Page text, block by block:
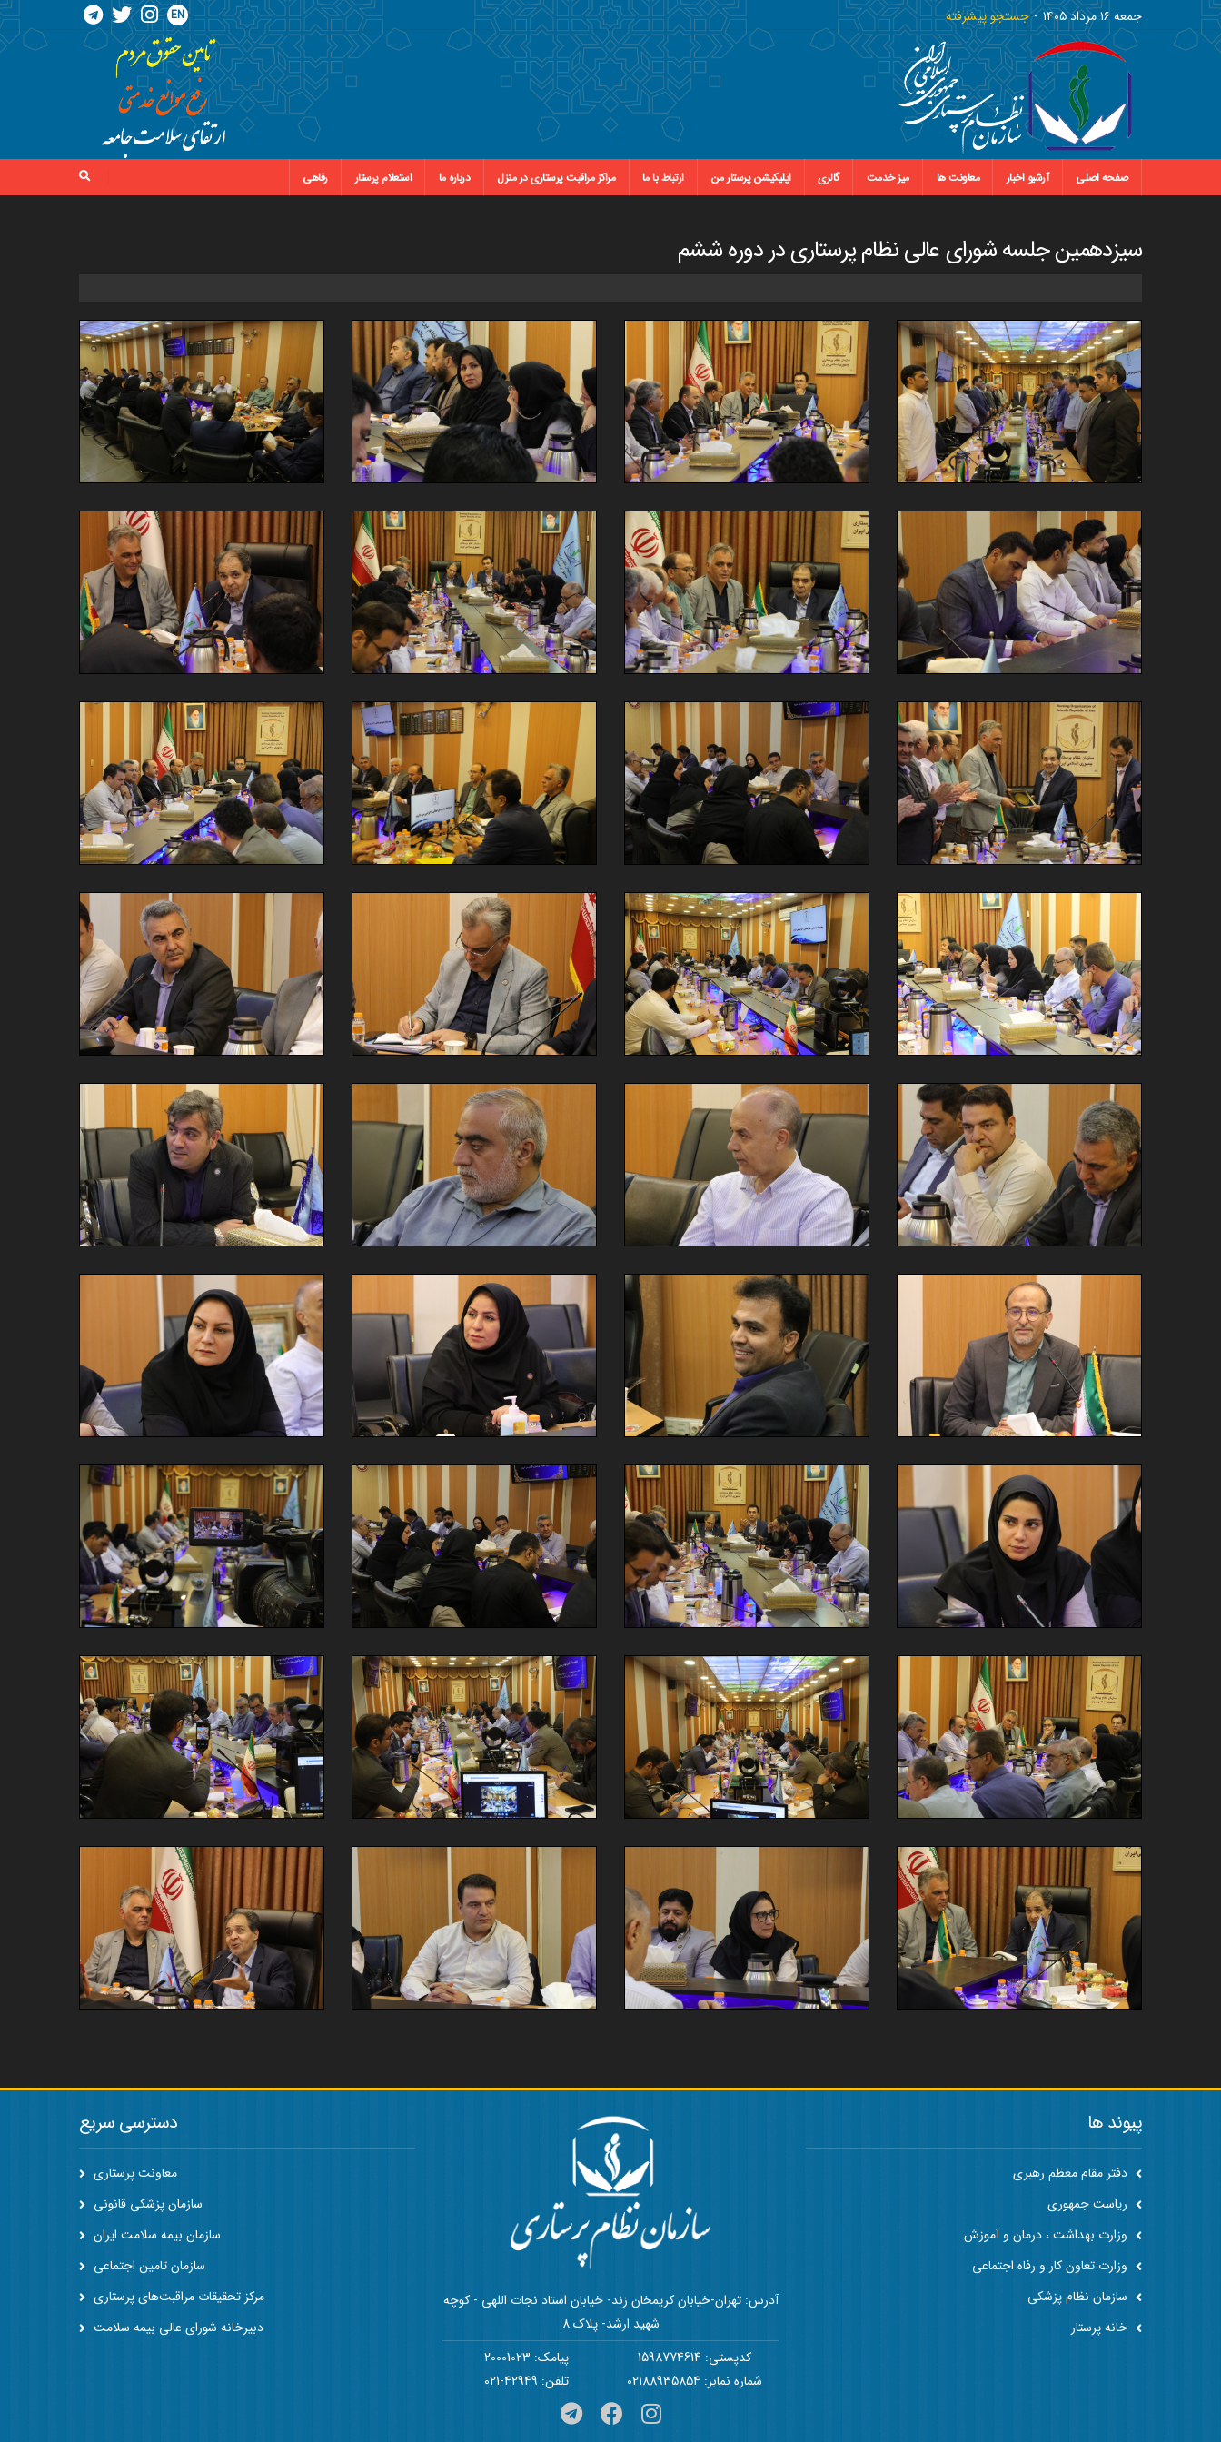
جمعه ١٦ مرداد ١٤٠٥ جستجو پیشرفته EN
صفحه اصلی آرشیو اخبار معاونت ها میز خدمت گالری اپلیکیشن پرستار من ارتباط با ما مراکز مراقبت پرستاری در منزل درباره ما استعلام پرستار رفاهی
سیزدهمین جلسه شورای عالی نظام پرستاری در دوره ششم
پیوند ها
دفتر مقام معظم رهبری
ریاست جمهوری
وزارت بهداشت ، درمان و آموزش
وزارت تعاون کار و رفاه اجتماعی
سازمان نظام پزشکی
خانه پرستار
آدرس: تهران-خیابان کریمخان زند- خیابان استاد نجات اللهی - کوچه
شهید ارشد- پلاک 8
کدپستی: 1598774614
پیامک: 20001023
شماره نمابر: 02188935854
تلفن: 42949-021
دسترسی سریع
معاونت پرستاری
سازمان پزشکی قانونی
سازمان بیمه سلامت ایران
سازمان تامین اجتماعی
مرکز تحقیقات مراقبت‌های پرستاری
دبیرخانه شورای عالی بیمه سلامت